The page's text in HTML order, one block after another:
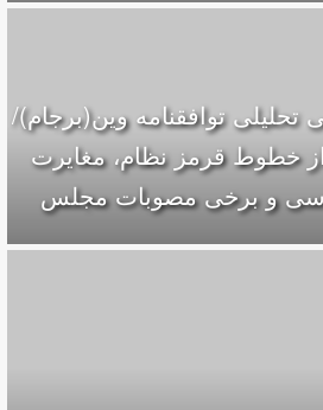
توافقنامه وین(برجام)/
خطوط قرمز نظام، مغایرت
و برخی مصوبات مجلس